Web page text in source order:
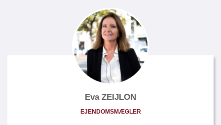
Eva ZEIJLON
EJENDOMSMÆGLER